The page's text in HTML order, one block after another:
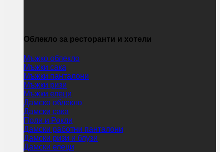
Облекло за ресторанти и хотели
Мъжко облекло
Мъжки сака
Мъжки панталони
Мъжки ризи
Мъжки елеци
Дамско облекло
Дамски сака
Поли и Рокли
Дамски работни панталони
Дамски ризи и блузи
Дамски елеци